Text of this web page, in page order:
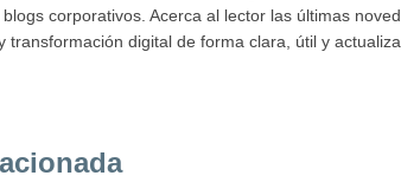
corporativos. Acerca al lector las últimas
transformación digital de forma clara, útil y